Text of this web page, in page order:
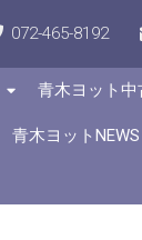
072-465-8192
青木ヨット中
青木ヨットNEWS